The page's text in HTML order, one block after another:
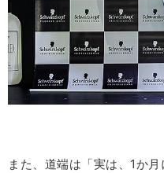
また、道端は「実は、1か